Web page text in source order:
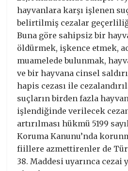
hayvanlara karşı işlenen
belirtilmiş cezalar
Buna göre sahipsiz bir
öldürmek, işkence etmek,
muamelede bulunmak,
ve bir hayvana cinsel
hapis cezası ile
suçların birden fazla
işlendiğinde verilecek
artırılması hükmü 5199
Koruma Kanunu’nda
fiillere azmettirenler de
38. Maddesi uyarınca cezai